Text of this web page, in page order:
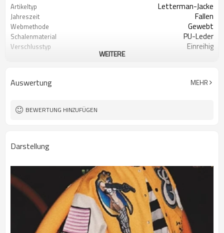
Artikeltyp Letterman-Jacke
Jahreszeit Fallen
Webmethode Gewebt
Schalenmaterial PU-Leder
Verschlusstyp Einreihig
WEITERE
Auswertung MEHR
BEWERTUNG HINZUFÜGEN
Darstellung